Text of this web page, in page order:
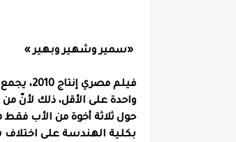
«سمير وشهير وبهير »
فيلم
واحدة على الأقل، ذلك لأنّ
حول ثلاثة أخوة من الأب
بكلية الهندسة على